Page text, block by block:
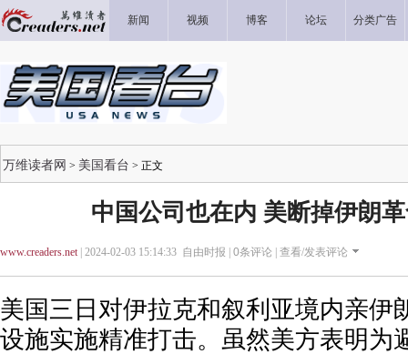
新闻 视频 博客 论坛 分类广告
万维读者网 > 美国看台 > 正文
中国公司也在内 美断掉伊朗
www.creaders.net| 2024-02-03 15:14:33 自由时报 | 0条评论 | 查看/发表评论
美国三日对伊拉克和叙利亚境内亲伊
设施实施精准打击。虽然美方表明为